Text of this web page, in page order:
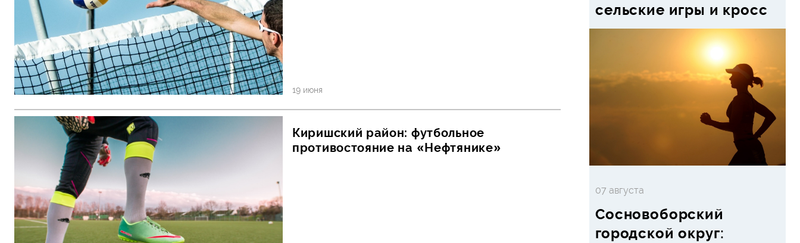
19 июня
Киришский район: футбольное
противостояние на «Нефтянике»
сельские игры и кросс
07 августа
Сосновоборский
городской округ: